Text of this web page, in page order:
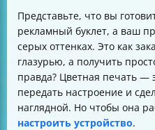
Представьте, что вы
рекламный буклет, а ваш
серых оттенках. Это как
глазурью, а получить
правда? Цветная печать —
передать настроение и
наглядной. Но чтобы она
настроить устройство.